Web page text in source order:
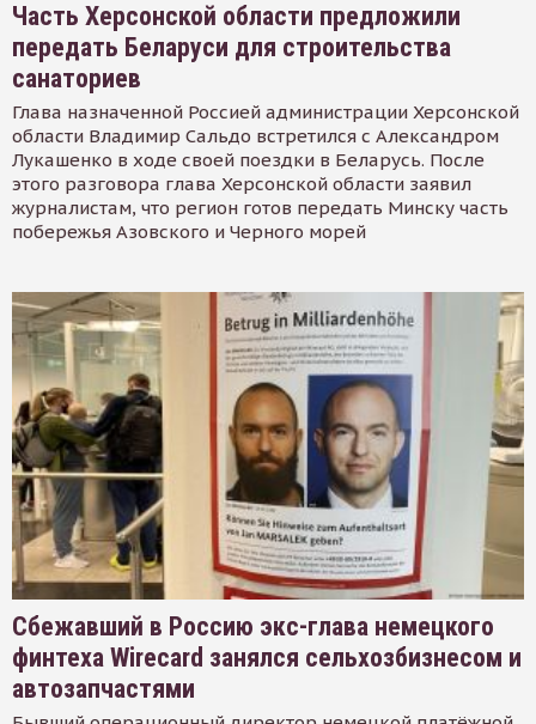
Часть Херсонской области предложили
передать Беларуси для строительства
санаториев
Глава назначенной Россией администрации Херсонской
области Владимир Сальдо встретился с Александром
Лукашенко в ходе своей поездки в Беларусь. После
этого разговора глава Херсонской области заявил
журналистам, что регион готов передать Минску часть
побережья Азовского и Черного морей
Сбежавший в Россию экс-глава немецкого
финтеха Wirecard занялся сельхозбизнесом и
автозапчастями